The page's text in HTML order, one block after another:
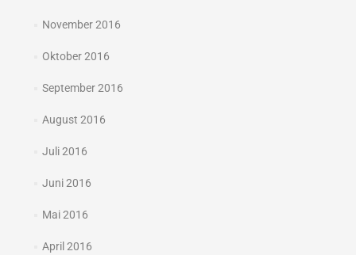
November 2016
Oktober 2016
September 2016
August 2016
Juli 2016
Juni 2016
Mai 2016
April 2016